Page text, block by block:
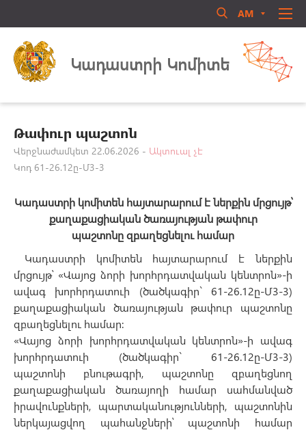
AM
Կադաստրի Կոմիտե
ՏԵՂԵԿԱՏՈՒ
ԳՈՐԾՈՒՆԵՈՒԹՅՈՒՆ
ՀԱՍԱՐԱԿԱԿԱՆ ԽՈՐՀՈՒՐԴ
ԿԱՊ ՄԵԶ ՀԵՏ
Թափուր պաշտոն
Վերջնաժամկետ 22.06.2026 - Ակտուալ չէ
Կոդ 61-26.12ը-Մ3-3
Կադաստրի կոմիտեն հայտարարում է ներքին մրցույթ՝
քաղաքացիական ծառայության թափուր
պաշտոնըզբաղեցնելու համար
Կադաստրի կոմիտեն հայտարարում է ներքին
մրցույթ՝ «Վայոց ձորի խորհրդատվական կենտրոն»-ի
ավագ խորհրդատուի (ծածկագիր` 61-26.12ը-Մ3-3)
քաղաքացիական ծառայության թափուր պաշտոնը
զբաղեցնելու համար:
«Վայոց ձորի խորհրդատվական կենտրոն»-ի ավագ
խորհրդատուի (ծածկագիր` 61-26.12ը-Մ3-3)
պաշտոնի բնութագրի, պաշտոնը զբաղեցնող
քաղաքացիական ծառայողի համար սահմանված
իրավունքների, պարտականությունների, պաշտոնին
ներկայացվող պահանջների՝ պաշտոնի համար
Մուտք համակարգ
Login